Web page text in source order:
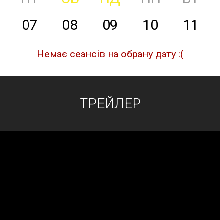
07
08 09 10 11
Немає сеансів на обрану дату :(
ТРЕЙЛЕР